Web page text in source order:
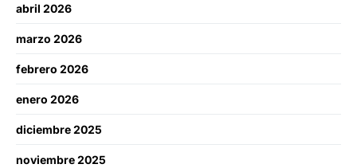
abril 2026
marzo 2026
febrero 2026
enero 2026
diciembre 2025
noviembre 2025